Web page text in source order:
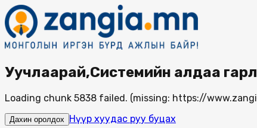
Уучлаарай,Системийн алдаа
Loading chunk 5838 failed. (missing: https://
Дахин оролдох Нүүр хуудас руу буцах